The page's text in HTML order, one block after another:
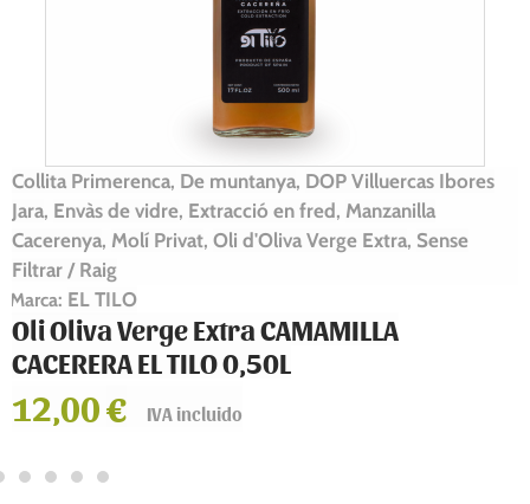
Collita Primerenca, Cornicabra,De muntanya,DOP
Villuercas Ibores Jara,Envàs de vidre,Extracció en fred
Molí Privat,Oli d'Oliva Verge Extra,Regions DOP
Marca: EL TILO
Oli Oliva Verge Extra CORNICABRA EL TILO
3L
40,00€